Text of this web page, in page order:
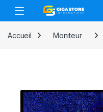
Skip to navigation
Skip to content
Accueil Moniteur